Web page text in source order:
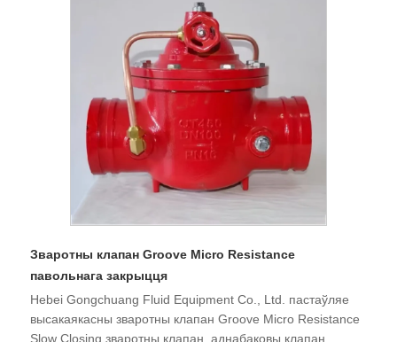
Зваротны клапан Groove Micro Resistance
павольнага закрыцця
Hebei Gongchuang Fluid Equipment Co., Ltd. пастаўляе
высакаякасны зваротны клапан Groove Micro Resistance
Slow Closing зваротны клапан, аднабаковы клапан